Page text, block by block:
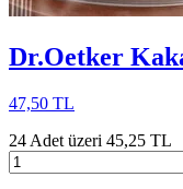
Dr.Oetker
47,50 TL
24 Adet üzeri 45,25 TL